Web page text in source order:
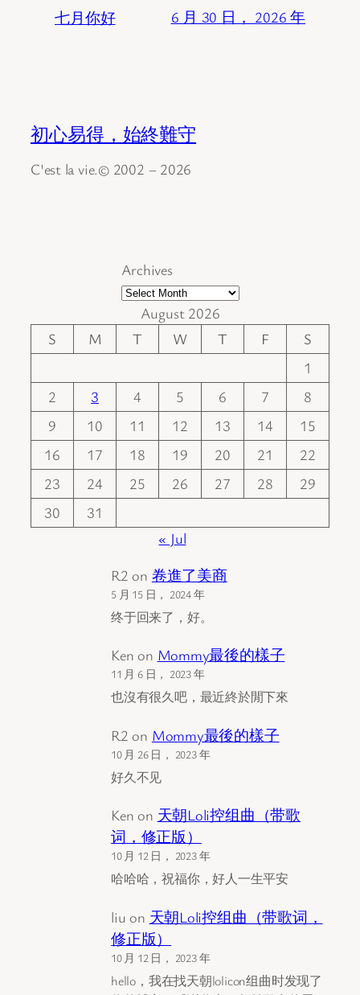
七月你好 6 月 30 日， 2026 年
初心易得，始終難守
C'est la vie.© 2002 – 2026
Archives
August 2026
S
M T W T F
S
1
2
3 4 5 6 7
8
9
10 11 12 13 14
15
16
17 18 19 20 21
22
23
24 25 26 27 28
29
30
31
« Jul
R2 on 卷進了美商
5 月 15 日， 2024 年
终于回来了，好。
Ken on Mommy最後的樣子
11 月 6 日， 2023 年
也沒有很久吧，最近終於閒下來
R2 on Mommy最後的樣子
10 月 26 日， 2023 年
好久不见
Ken on 天朝Loli控组曲（带歌
词，修正版）
10 月 12 日， 2023 年
哈哈哈，祝福你，好人一生平安
liu on 天朝Loli控组曲（带歌词，
修正版）
10 月 12 日， 2023 年
hello，我在找天朝lolicon组曲时发现了